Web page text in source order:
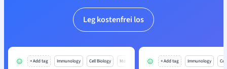
Leg kostenfrei los
+ Add tag Immunology Cell Biology Mo + Add tag Immunology